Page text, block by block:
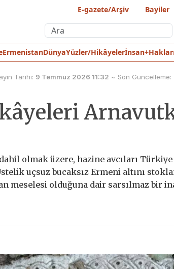
E-gazete/Arşiv Bayiler
ErmenistanDünyaYüzler/Hikâyeler
Tarihi: 9 Temmuz 2026 11:32 ~ Son Güncelleme:
olmak üzere, hazine avcıları
uçsuz bucaksız Ermeni altını
meselesi olduğuna dair sarsılmaz bir